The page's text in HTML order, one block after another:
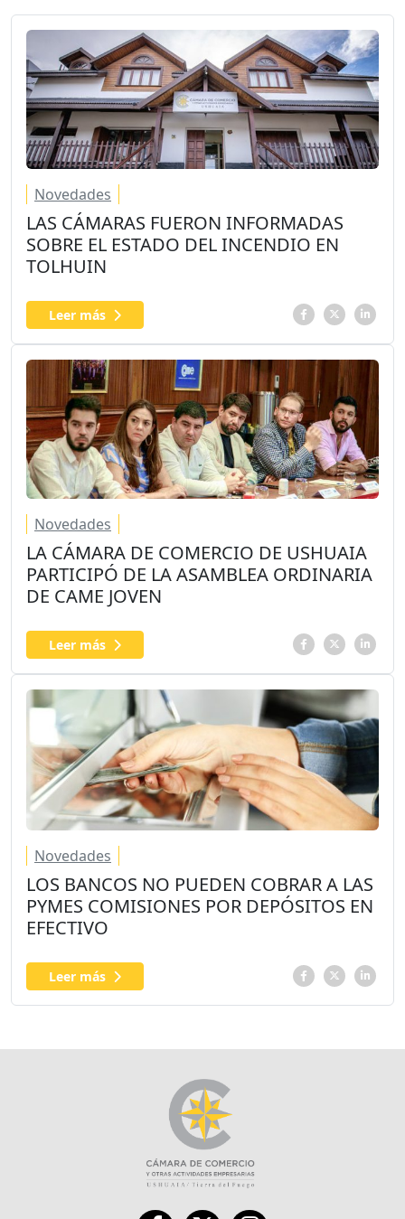
Novedades
LAS CÁMARAS FUERON INFORMADAS
SOBRE EL ESTADO DEL INCENDIO EN
TOLHUIN
Leer más
Novedades
LA CÁMARA DE COMERCIO DE USHUAIA
PARTICIPÓ DE LA ASAMBLEA ORDINARIA
DE CAME JOVEN
Leer más
Novedades
LOS BANCOS NO PUEDEN COBRAR A LAS
PYMES COMISIONES POR DEPÓSITOS EN
EFECTIVO
Leer más